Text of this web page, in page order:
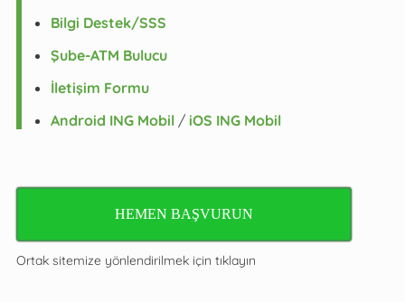
Bilgi Destek/SSS
Şube-ATM Bulucu
İletişim Formu
Android ING Mobil/ iOS ING Mobil
HEMEN BAŞVURUN
Ortak sitemize yönlendirilmek için tıklayın